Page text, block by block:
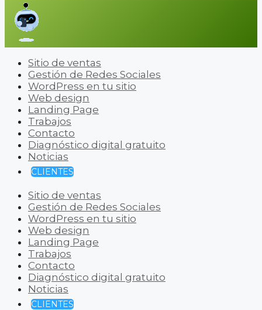
Sitio de ventas
Gestión de Redes Sociales
WordPress en tu sitio
Web design
Landing Page
Trabajos
Contacto
Diagnóstico digital gratuito
Noticias
CLIENTES
Sitio de ventas
Gestión de Redes Sociales
WordPress en tu sitio
Web design
Landing Page
Trabajos
Contacto
Diagnóstico digital gratuito
Noticias
CLIENTES